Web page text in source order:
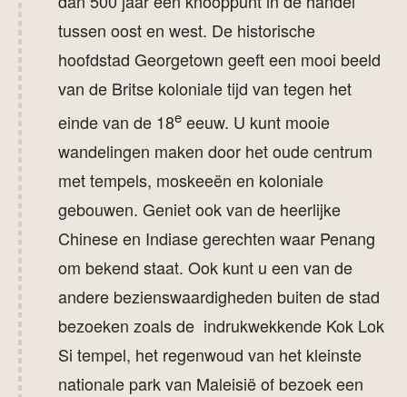
tussen oost en west. De historische
hoofdstad Georgetown geeft een mooi beeld
van de Britse koloniale tijd van tegen het
einde van de 18e eeuw. U kunt mooie
wandelingen maken door het oude centrum
met tempels, moskeeën en koloniale
gebouwen. Geniet ook van de heerlijke
Chinese en Indiase gerechten waar Penang
om bekend staat. Ook kunt u een van de
andere bezienswaardigheden buiten de stad
bezoeken zoals de indrukwekkende Kok Lok
Si tempel, het regenwoud van het kleinste
nationale park van Maleisië of bezoek een